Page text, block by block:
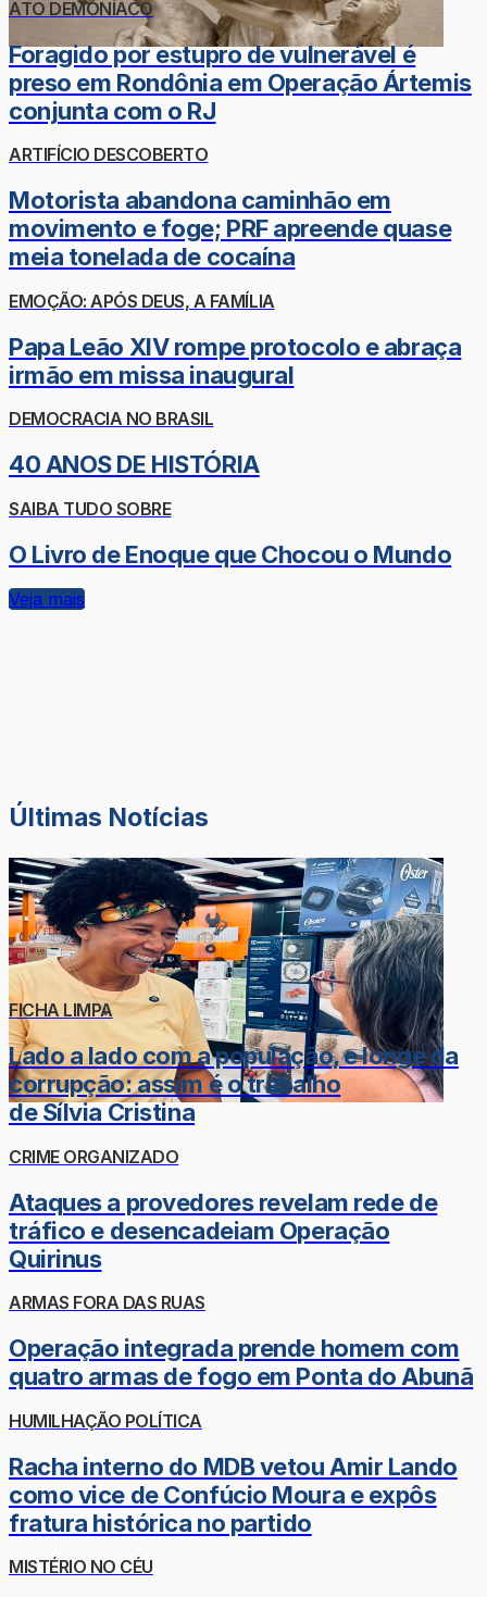
ATO DEMONÍACO
Foragido por estupro de vulnerável é
preso em Rondônia em Operação Ártemis
conjunta com o RJ
ARTIFÍCIO DESCOBERTO
Motorista abandona caminhão em
movimento e foge; PRF apreende quase
meia tonelada de cocaína
EMOÇÃO: APÓS DEUS, A FAMÍLIA
Papa Leão XIV rompe protocolo e abraça
irmão em missa inaugural
DEMOCRACIA NO BRASIL
40 ANOS DE HISTÓRIA
SAIBA TUDO SOBRE
O Livro de Enoque que Chocou o Mundo
Veja mais
Últimas Notícias
FICHA LIMPA
Lado a lado com a população, e longe da
corrupção: assim é o trabalho
de Sílvia Cristina
CRIME ORGANIZADO
Ataques a provedores revelam rede de
tráfico e desencadeiam Operação
Quirinus
ARMAS FORA DAS RUAS
Operação integrada prende homem com
quatro armas de fogo em Ponta do Abunã
HUMILHAÇÃO POLÍTICA
Racha interno do MDB vetou Amir Lando
como vice de Confúcio Moura e expôs
fratura histórica no partido
MISTÉRIO NO CÉU